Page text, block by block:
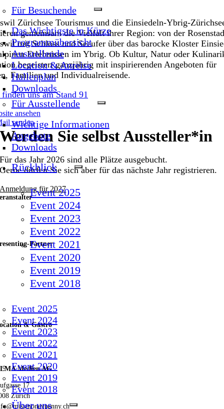
Für Besuchende
Das Wichtigste in Kürze
Programmübersicht
Ausstellende
Location & Anreise
Hallenplan
Downloads
Für Ausstellende
Wichtige Informationen
Angebote
Downloads
Rückblick
Event 2025
Event 2024
Event 2023
Event 2022
Event 2021
Event 2020
Event 2019
Event 2018
Event 2025
Event 2024
Event 2023
Event 2022
Event 2021
Event 2020
Event 2019
Event 2018
Über uns
Zürichsee Tourismus und die Einsiedeln-Ybrig-
gemeinsam die Vielfalt ihrer Region: von der
mit Schloss und Seeufer über das barocke Kloster
Erlebnissen im Ybrig. Ob Kultur, Natur oder
begeistert ganzjährig mit inspirierenden Angeboten für
Familien und Individualreisende.
finden uns am Stand 91
ansehen
senden
Werden Sie selbst Aussteller*in
Für das Jahr 2026 sind alle Plätze ausgebucht.
Gerne dürfen Sie sich aber für das nächste Jahr registrieren.
Anmeldung für 2027
Partner
& Gastro
Medien AG
17
Zürich